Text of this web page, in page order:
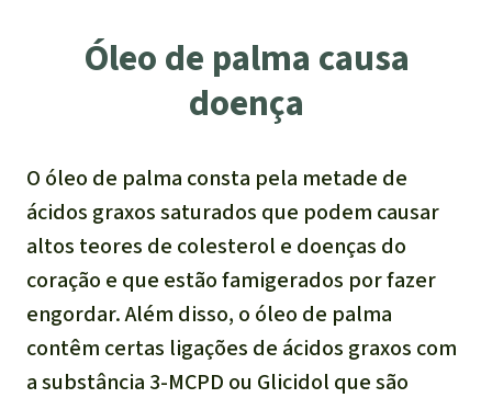
Óleo de palma causa
doença
O óleo de palma consta pela metade de
ácidos graxos saturados que podem causar
altos teores de colesterol e doenças do
coração e que estão famigerados por fazer
engordar. Além disso, o óleo de palma
contêm certas ligações de ácidos graxos com
a substância 3-MCPD ou Glicidol que são